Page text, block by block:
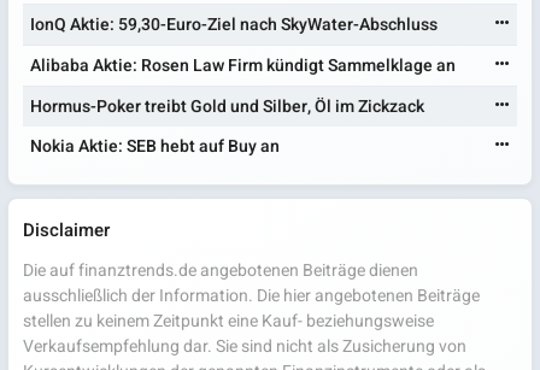
IonQ Aktie: 59,30-Euro-Ziel nach SkyWater-Abschluss
Alibaba Aktie: Rosen Law Firm kündigt Sammelklage an
Hormus-Poker treibt Gold und Silber, Öl im Zickzack
Nokia Aktie: SEB hebt auf Buy an
Disclaimer
Die auf finanztrends.de angebotenen Beiträge dienen
ausschließlich der Information. Die hier angebotenen Beiträge
stellen zu keinem Zeitpunkt eine Kauf- beziehungsweise
Verkaufsempfehlung dar. Sie sind nicht als Zusicherung von